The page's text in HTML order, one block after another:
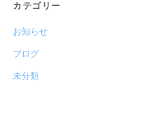
イ
ブ
カテゴリー
お知らせ
ブログ
未分類